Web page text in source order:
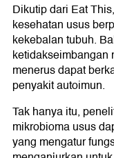
Dikutip dari Eat
kesehatan usus
kekebalan tubuh.
ketidakseimbangan
menerus dapat
penyakit autoimun.
Tak hanya itu,
mikrobioma usus
yang mengatur